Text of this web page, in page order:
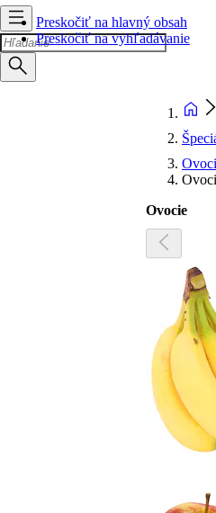
Preskočiť na hlavný obsah
Preskočiť na vyhľadávanie
Ovocie